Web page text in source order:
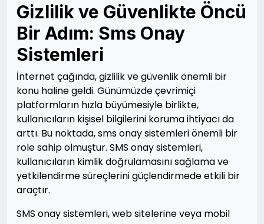
Gizlilik ve Güvenlikte Öncü
Bir Adım: Sms Onay
Sistemleri
İnternet çağında, gizlilik ve güvenlik önemli bir
konu haline geldi. Günümüzde çevrimiçi
platformların hızla büyümesiyle birlikte,
kullanıcıların kişisel bilgilerini koruma ihtiyacı da
arttı. Bu noktada, sms onay sistemleri önemli bir
role sahip olmuştur. SMS onay sistemleri,
kullanıcıların kimlik doğrulamasını sağlama ve
yetkilendirme süreçlerini güçlendirmede etkili bir
araçtır.
SMS onay sistemleri, web sitelerine veya mobil